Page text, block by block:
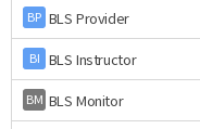
BP BLS Provider
BI BLS Instructor
BM BLS Monitor